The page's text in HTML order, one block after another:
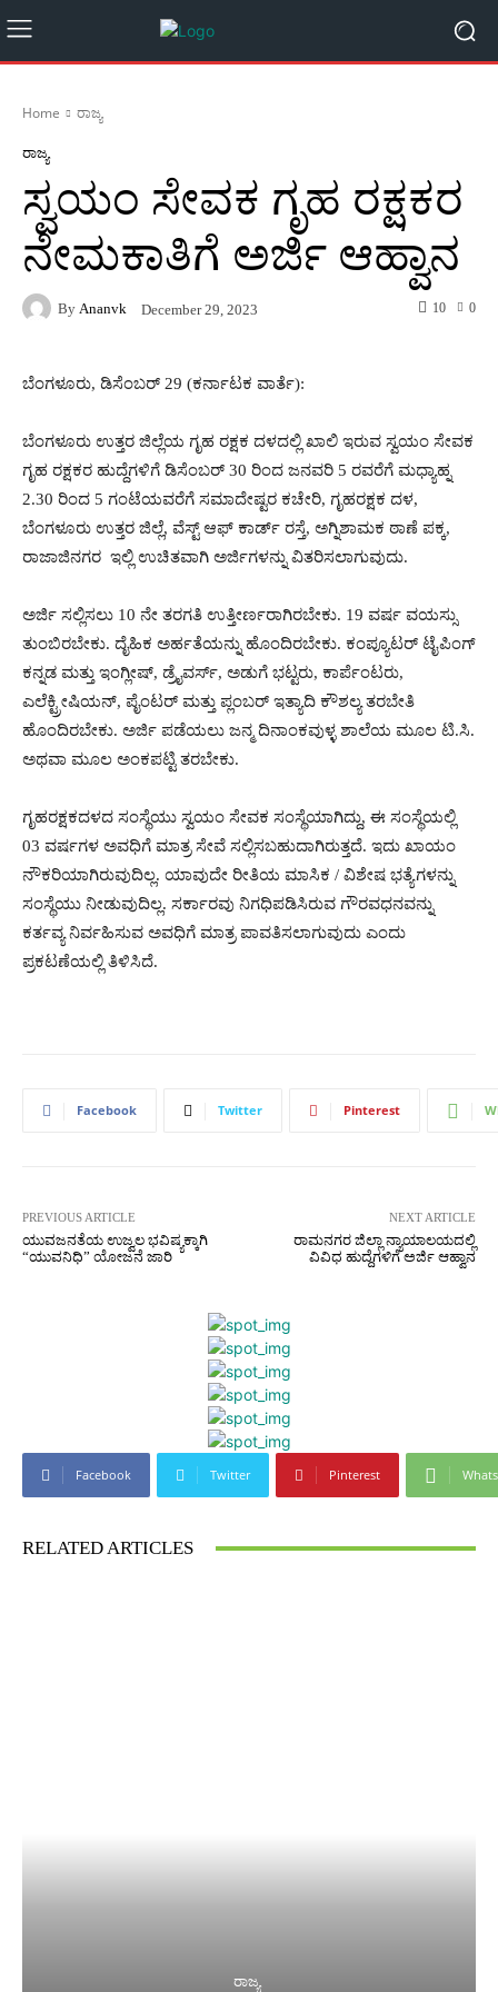
Home ರಾಜ್ಯ
ರಾಜ್ಯ
ಸ್ವಯಂ ಸೇವಕ ಗೃಹ ರಕ್ಷಕರ
ನೇಮಕಾತಿಗೆ ಅರ್ಜಿ ಆಹ್ವಾನ
By Ananvk December 29, 2023 0
10
ಬೆಂಗಳೂರು, ಡಿಸೆಂಬರ್ 29 (ಕರ್ನಾಟಕ ವಾರ್ತೆ):
ಬೆಂಗಳೂರು ಉತ್ತರ ಜಿಲ್ಲೆಯ ಗೃಹ ರಕ್ಷಕ ದಳದಲ್ಲಿ ಖಾಲಿ ಇರುವ ಸ್ವಯಂ ಸೇವಕ
ಗೃಹ ರಕ್ಷಕರ ಹುದ್ದೆಗಳಿಗೆ ಡಿಸೆಂಬರ್ 30 ರಿಂದ ಜನವರಿ 5 ರವರೆಗೆ ಮಧ್ಯಾಹ್ನ
2.30 ರಿಂದ 5 ಗಂಟೆಯವರೆಗೆ ಸಮಾದೇಷ್ಟರ ಕಚೇರಿ, ಗೃಹರಕ್ಷಕ ದಳ,
ಬೆಂಗಳೂರು ಉತ್ತರ ಜಿಲ್ಲೆ, ವೆಸ್ಟ್ ಆಫ್ ಕಾರ್ಡ್ ರಸ್ತೆ, ಅಗ್ನಿಶಾಮಕ ಠಾಣೆ ಪಕ್ಕ,
ರಾಜಾಜಿನಗರ ಇಲ್ಲಿ ಉಚಿತವಾಗಿ ಅರ್ಜಿಗಳನ್ನು ವಿತರಿಸಲಾಗುವುದು.
ಅರ್ಜಿ ಸಲ್ಲಿಸಲು 10 ನೇ ತರಗತಿ ಉತ್ತೀರ್ಣರಾಗಿರಬೇಕು. 19 ವರ್ಷ ವಯಸ್ಸು
ತುಂಬಿರಬೇಕು. ದೈಹಿಕ ಅರ್ಹತೆಯನ್ನು ಹೊಂದಿರಬೇಕು. ಕಂಪ್ಯೂಟರ್ ಟೈಪಿಂಗ್
ಕನ್ನಡ ಮತ್ತು ಇಂಗ್ಲೀಷ್, ಡ್ರೈವರ್ಸ್, ಅಡುಗೆ ಭಟ್ಟರು, ಕಾರ್ಪೆಂಟರು,
ಎಲೆಕ್ಟ್ರೀಷಿಯನ್, ಪೈಂಟರ್ ಮತ್ತು ಪ್ಲಂಬರ್ ಇತ್ಯಾದಿ ಕೌಶಲ್ಯ ತರಬೇತಿ
ಹೊಂದಿರಬೇಕು. ಅರ್ಜಿ ಪಡೆಯಲು ಜನ್ಮ ದಿನಾಂಕವುಳ್ಳ ಶಾಲೆಯ ಮೂಲ ಟಿ.ಸಿ.
ಅಥವಾ ಮೂಲ ಅಂಕಪಟ್ಟಿ ತರಬೇಕು.
ಗೃಹರಕ್ಷಕದಳದ ಸಂಸ್ಥೆಯು ಸ್ವಯಂ ಸೇವಕ ಸಂಸ್ಥೆಯಾಗಿದ್ದು, ಈ ಸಂಸ್ಥೆಯಲ್ಲಿ
03 ವರ್ಷಗಳ ಅವಧಿಗೆ ಮಾತ್ರ ಸೇವೆ ಸಲ್ಲಿಸಬಹುದಾಗಿರುತ್ತದೆ. ಇದು ಖಾಯಂ
ನೌಕರಿಯಾಗಿರುವುದಿಲ್ಲ. ಯಾವುದೇ ರೀತಿಯ ಮಾಸಿಕ / ವಿಶೇಷ ಭತ್ಯೆಗಳನ್ನು
ಸಂಸ್ಥೆಯು ನೀಡುವುದಿಲ್ಲ. ಸರ್ಕಾರವು ನಿಗಧಿಪಡಿಸಿರುವ ಗೌರವಧನವನ್ನು
ಕರ್ತವ್ಯ ನಿರ್ವಹಿಸುವ ಅವಧಿಗೆ ಮಾತ್ರ ಪಾವತಿಸಲಾಗುವುದು ಎಂದು
ಪ್ರಕಟಣೆಯಲ್ಲಿ ತಿಳಿಸಿದೆ.
Facebook Twitter Pinterest
PREVIOUS ARTICLE
ಯುವಜನತೆಯ ಉಜ್ವಲ ಭವಿಷ್ಯಕ್ಕಾಗಿ
“ಯುವನಿಧಿ” ಯೋಜನೆ ಜಾರಿ
NEXT ARTICLE
ರಾಮನಗರ ಜಿಲ್ಲಾ ನ್ಯಾಯಾಲಯದಲ್ಲಿ
ವಿವಿಧ ಹುದ್ದೆಗಳಿಗೆ ಅರ್ಜಿ ಆಹ್ವಾನ
Facebook Twitter Pinterest
RELATED ARTICLES
ರಾಜ್ಯ